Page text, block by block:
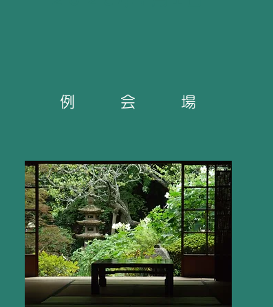
​例 会 場